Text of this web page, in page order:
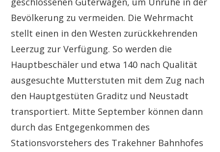
Bevölkerung zu vermeiden. Die Wehrmacht
stellt einen in den Westen zurückkehrenden
Leerzug zur Verfügung. So werden die
Hauptbeschäler und etwa 140 nach Qualität
ausgesuchte Mutterstuten mit dem Zug nach
den Hauptgestüten Graditz und Neustadt
transportiert. Mitte September können dann
durch das Entgegenkommen des
Stationsvorstehers des Trakehner Bahnhofes